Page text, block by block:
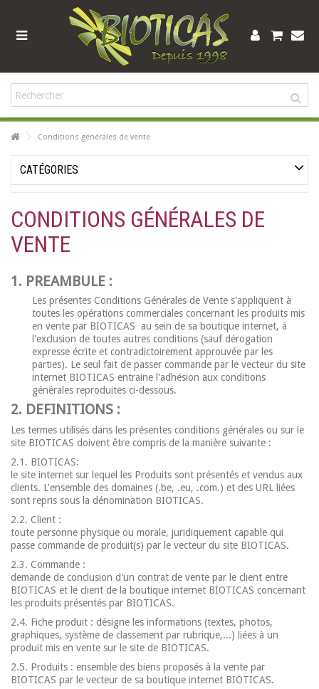
Conditions générales de vente
CATÉGORIES
CONDITIONS GÉNÉRALES DE
VENTE
1. PREAMBULE :
Les présentes Conditions Générales de Vente s'appliquent à
toutes les opérations commerciales concernant les produits mis
en vente par BIOTICAS au sein de sa boutique internet, à
l'exclusion de toutes autres conditions (sauf dérogation
expresse écrite et contradictoirement approuvée par les
parties). Le seul fait de passer commande par le vecteur du site
internet BIOTICAS entraine l'adhésion aux conditions
générales reproduites ci-dessous.
2. DEFINITIONS :
Les termes utilisés dans les présentes conditions générales ou sur le
site BIOTICAS doivent être compris de la manière suivante :
2.1. BIOTICAS:
le site internet sur lequel les Produits sont présentés et vendus aux
clients. L'ensemble des domaines (.be, .eu, .com.) et des URL liées
sont repris sous la dénomination BIOTICAS.
2.2. Client :
toute personne physique ou morale, juridiquement capable qui
passe commande de produit(s) par le vecteur du site BIOTICAS.
2.3. Commande :
demande de conclusion d'un contrat de vente par le client entre
BIOTICAS et le client de la boutique internet BIOTICAS concernant
les produits présentés par BIOTICAS.
2.4. Fiche produit : désigne les informations (textes, photos,
graphiques, système de classement par rubrique,...) liées à un
produit mis en vente sur le site de BIOTICAS.
2.5. Produits : ensemble des biens proposés à la vente par
BIOTICAS par le vecteur de sa boutique internet BIOTICAS.